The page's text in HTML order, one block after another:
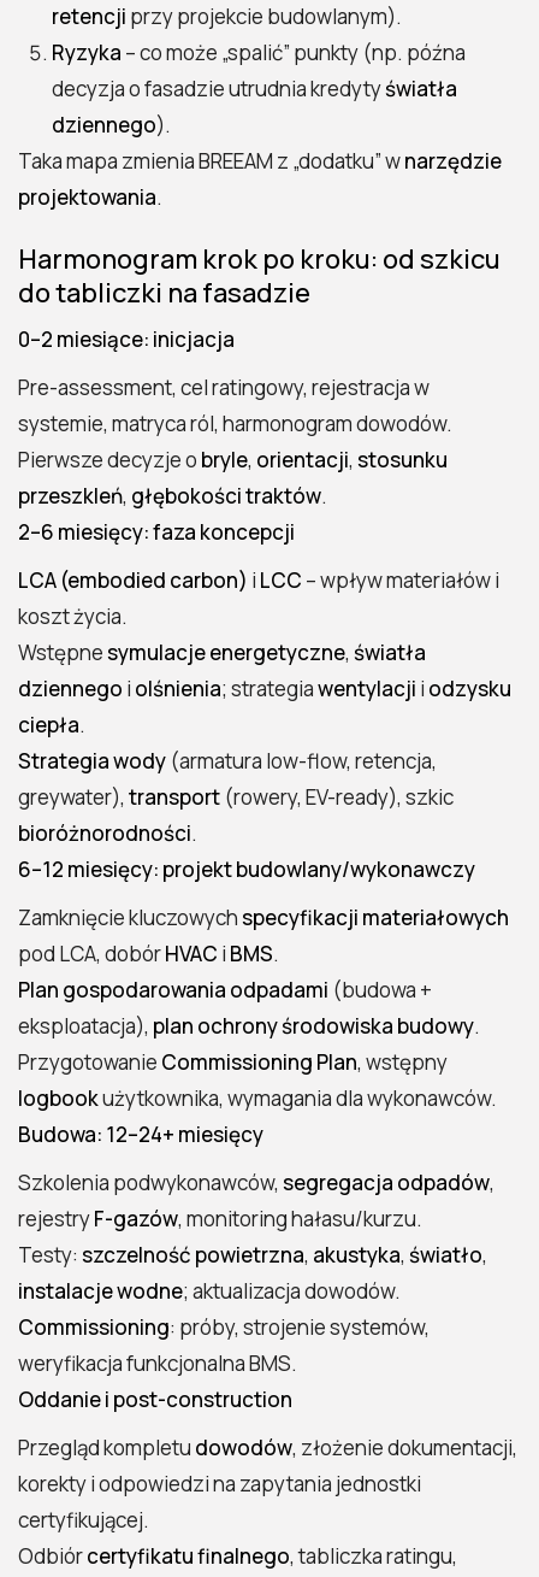
retencji przy projekcie budowlanym).
Ryzyka – co może „spalić” punkty (np. późna
decyzja o fasadzie utrudnia kredytyświatła
dziennego).
Taka mapa zmienia BREEAM z „dodatku” wnarzędzie
projektowania.
Harmonogram krok po kroku: od szkicu
do tabliczki na fasadzie
0–2 miesiące: inicjacja
Pre-assessment, cel ratingowy, rejestracja w
systemie, matryca ról, harmonogram dowodów.
Pierwsze decyzje o bryle, orientacji, stosunku
przeszkleń, głębokości traktów.
2–6 miesięcy: faza koncepcji
LCA (embodied carbon) i LCC – wpływ materiałów i
koszt życia.
Wstępnesymulacje energetyczne, światła
dziennego i olśnienia; strategiawentylacji i odzysku
ciepła.
Strategia wody (armatura low-flow, retencja,
greywater), transport (rowery, EV-ready), szkic
bioróżnorodności.
6–12 miesięcy: projekt budowlany/wykonawczy
Zamknięcie kluczowychspecyfikacji materiałowych
pod LCA, dobórHVAC i BMS.
Plan gospodarowania odpadami (budowa +
eksploatacja), plan ochrony środowiska budowy.
Przygotowanie Commissioning Plan, wstępny
logbookużytkownika, wymagania dla wykonawców.
Budowa: 12–24+ miesięcy
Szkolenia podwykonawców, segregacja odpadów,
rejestryF-gazów, monitoring hałasu/kurzu.
Testy: szczelność powietrzna, akustyka, światło,
instalacje wodne; aktualizacja dowodów.
Commissioning: próby, strojenie systemów,
weryfikacja funkcjonalna BMS.
Oddanie i post-construction
Przegląd kompletu dowodów, złożenie dokumentacji,
korekty i odpowiedzi na zapytania jednostki
certyfikującej.
Odbiórcertyfikatu finalnego, tabliczka ratingu,